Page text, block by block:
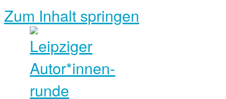
Zum Inhalt springen